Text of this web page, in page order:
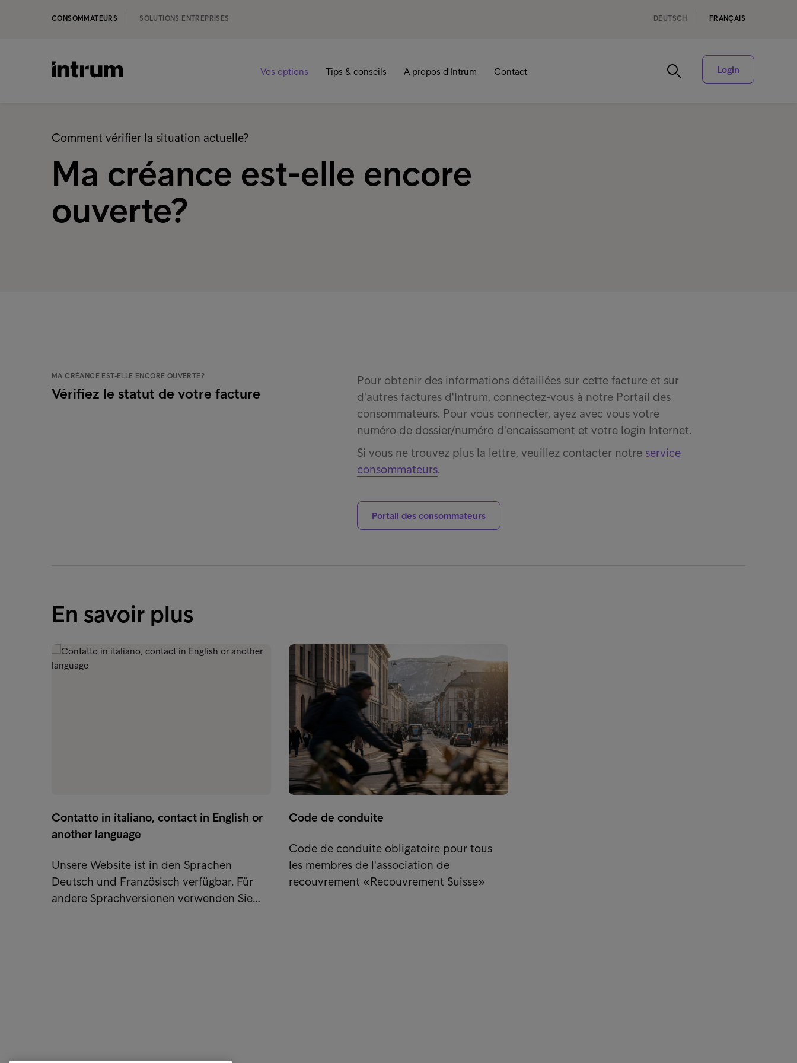
CONSOMMATEURS SOLUTIONS ENTREPRISES DEUTSCH FRANÇAIS
Vos options Tips & conseils A propos d'Intrum Contact Login
Comment vérifier la situation actuelle?
Ma créance est-elle encore
ouverte?
MA CRÉANCE EST-ELLE ENCORE OUVERTE?
Vérifiez le statut de votre facture
Pour obtenir des informations détaillées sur cette facture et sur
d'autres factures d'Intrum, connectez-vous à notre Portail des
consommateurs. Pour vous connecter, ayez avec vous votre
numéro de dossier/numéro d'encaissement et votre login Internet.
Si vous ne trouvez plus la lettre, veuillez contacter notre service
consommateurs.
Portail des consommateurs
En savoir plus
Contatto in italiano, contact in English or
another language
Unsere Website ist in den Sprachen
Deutsch und Französisch verfügbar. Für
andere Sprachversionen verwenden Sie…
Code de conduite
Code de conduite obligatoire pour tous
les membres de l'association de
recouvrement «Recouvrement Suisse»
Vos options
Je souhaite payer